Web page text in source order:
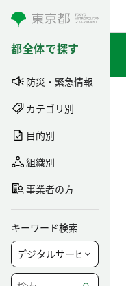
コンテンツにスキップ
都全体で探す
防災・緊急情報
カテゴリ別
目的別
組織別
事業者の方
キーワード検索